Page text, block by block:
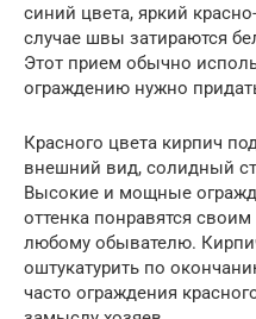
синий цвета, яркий
случае швы затираются
Этот прием обычно
ограждению нужно
Красного цвета кирпич
внешний вид, солидный
Высокие и мощные
оттенка понравятся
любому обывателю.
оштукатурить по
часто ограждения